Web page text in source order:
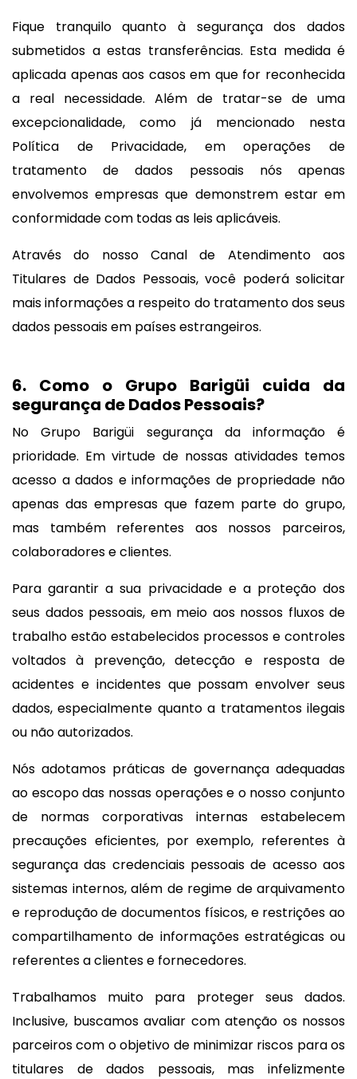
Fique tranquilo quanto à segurança dos dados
submetidos a estas transferências. Esta medida é
aplicada apenas aos casos em que for reconhecida
a real necessidade. Além de tratar-se de uma
excepcionalidade, como já mencionado nesta
Política de Privacidade, em operações de
tratamento de dados pessoais nós apenas
envolvemos empresas que demonstrem estar em
conformidade com todas as leis aplicáveis.
Através do nosso Canal de Atendimento aos
Titulares de Dados Pessoais, você poderá solicitar
mais informações a respeito do tratamento dos seus
dados pessoais em países estrangeiros.
6. Como o Grupo Barigüi cuida da
segurança de Dados Pessoais?
No Grupo Barigüi segurança da informação é
prioridade. Em virtude de nossas atividades temos
acesso a dados e informações de propriedade não
apenas das empresas que fazem parte do grupo,
mas também referentes aos nossos parceiros,
colaboradores e clientes.
Para garantir a sua privacidade e a proteção dos
seus dados pessoais, em meio aos nossos fluxos de
trabalho estão estabelecidos processos e controles
voltados à prevenção, detecção e resposta de
acidentes e incidentes que possam envolver seus
dados, especialmente quanto a tratamentos ilegais
ou não autorizados.
Nós adotamos práticas de governança adequadas
ao escopo das nossas operações e o nosso conjunto
de normas corporativas internas estabelecem
precauções eficientes, por exemplo, referentes à
segurança das credenciais pessoais de acesso aos
sistemas internos, além de regime de arquivamento
e reprodução de documentos físicos, e restrições ao
compartilhamento de informações estratégicas ou
referentes a clientes e fornecedores.
Trabalhamos muito para proteger seus dados.
Inclusive, buscamos avaliar com atenção os nossos
parceiros com o objetivo de minimizar riscos para os
titulares de dados pessoais, mas infelizmente